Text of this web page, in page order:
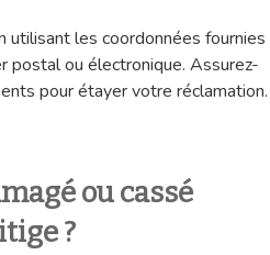
utilisant les coordonnées fournies
postal ou électronique. Assurez-
pour étayer votre réclamation.
ou cassé
?